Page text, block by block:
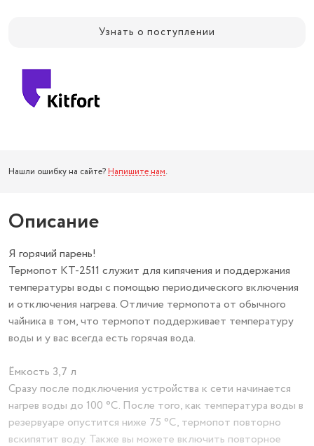
Узнать о поступлении
Нашли ошибку на сайте? Напишите нам.
Описание
Я горячий парень!
Термопот КТ-2511 служит для кипячения и поддержания
температуры воды с помощью периодического включения
и отключения нагрева. Отличие термопота от обычного
чайника в том, что термопот поддерживает температуру
воды и у вас всегда есть горячая вода.
Ёмкость 3,7 л
Сразу после подключения устройства к сети начинается
нагрев воды до 100 °С. После того, как температура воды в
резервуаре опустится ниже 75 °С, термопот повторно
вскипятит воду. Также вы можете включить повторное